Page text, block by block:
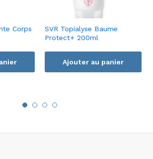
Corps
SVR Topialyse Baume
Protect+ 200ml
Ajouter au panier